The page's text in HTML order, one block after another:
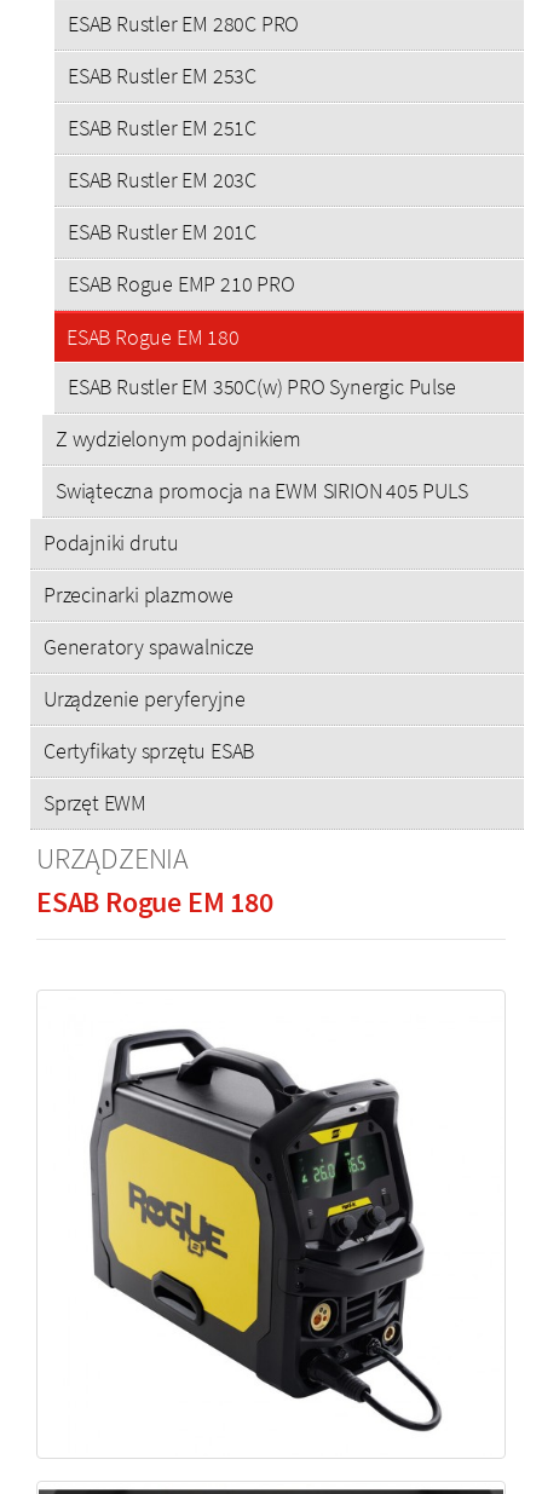
ESAB Rustler EM 280C PRO
ESAB Rustler EM 253C
ESAB Rustler EM 251C
ESAB Rustler EM 203C
ESAB Rustler EM 201C
ESAB Rogue EMP 210 PRO
ESAB Rogue EM 180
ESAB Rustler EM 350C(w) PRO Synergic Pulse
Z wydzielonym podajnikiem
Swiąteczna promocja na EWM SIRION 405 PULS
Podajniki drutu
Przecinarki plazmowe
Generatory spawalnicze
Urządzenie peryferyjne
Certyfikaty sprzętu ESAB
Sprzęt EWM
URZĄDZENIA
ESAB Rogue EM 180